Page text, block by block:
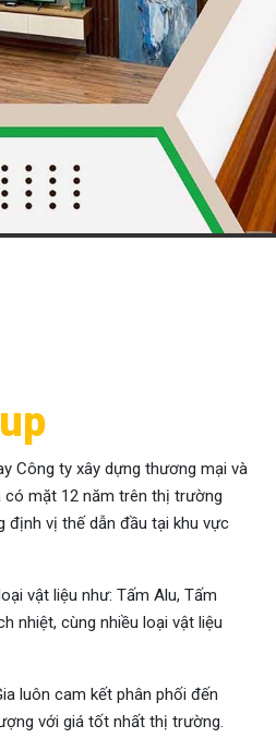
Công ty xây dựng thương mại và
có mặt 12 năm trên thị trường
định vị thế dẫn đầu tại khu vực
vật liệu như: Tấm Alu, Tấm
nhiệt, cùng nhiều loại vật liệu
luôn cam kết phân phối đến
với giá tốt nhất thị trường.